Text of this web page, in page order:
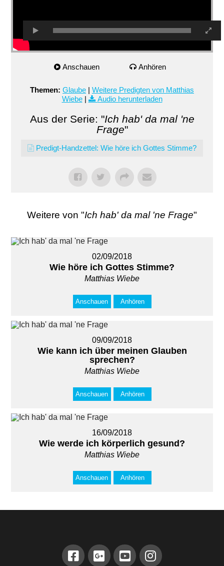
Anschauen Anhören
Themen: Glaube | Weitere Predigten von Matthias
Wiebe| Audio herunterladen
Aus der Serie: "Ich hab' da mal 'ne
Frage"
Predigt-Handzettel: Wie höre ich Gottes Stimme?
Weitere von "Ich hab' da mal 'ne Frage"
02/09/2018
Wie höre ich Gottes Stimme?
Matthias Wiebe
Anschauen Anhören
09/09/2018
Wie kann ich über meinen Glauben
sprechen?
Matthias Wiebe
Anschauen Anhören
16/09/2018
Wie werde ich körperlich gesund?
Matthias Wiebe
Anschauen Anhören